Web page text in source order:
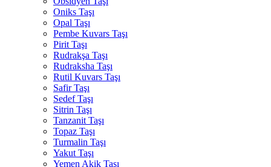
Oniks Taşı
Opal Taşı
Pembe Kuvars Taşı
Pirit Taşı
Rudrakşa Taşı
Rudraksha Taşı
Rutil Kuvars Taşı
Safir Taşı
Sedef Taşı
Sitrin Taşı
Tanzanit Taşı
Topaz Taşı
Turmalin Taşı
Yakut Taşı
Yemen Akik Taşı